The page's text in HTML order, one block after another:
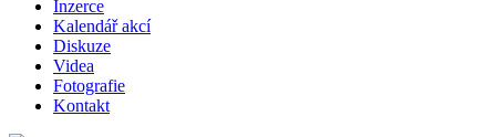
Inzerce
Kalendář akcí
Diskuze
Videa
Fotografie
Kontakt